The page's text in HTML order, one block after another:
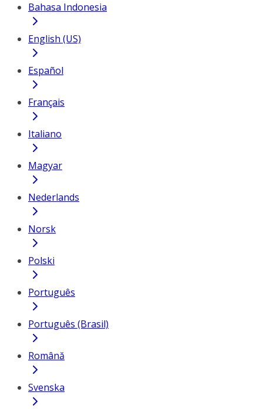
Bahasa Indonesia
English (US)
Español
Français
Italiano
Magyar
Nederlands
Norsk
Polski
Português
Português (Brasil)
Română
Svenska